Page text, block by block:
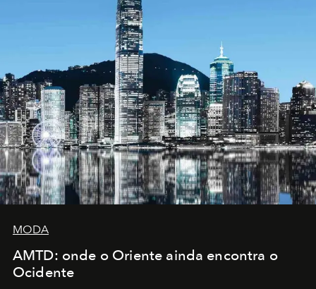
MODA
AMTD: onde o Oriente ainda encontra o
Ocidente